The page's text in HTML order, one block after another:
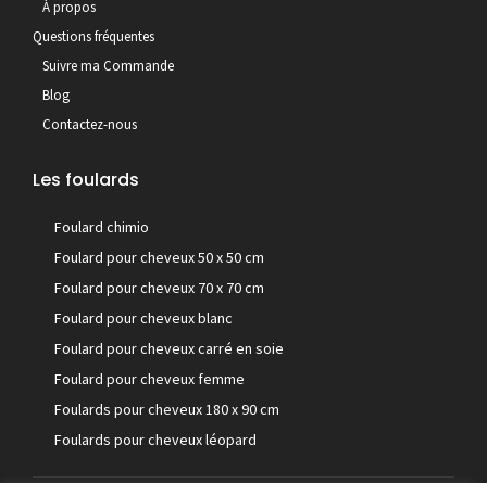
À propos
Questions fréquentes
Suivre ma Commande
Blog
Contactez-nous
Les foulards
Foulard chimio
Foulard pour cheveux 50 x 50 cm
Foulard pour cheveux 70 x 70 cm
Foulard pour cheveux blanc
Foulard pour cheveux carré en soie
Foulard pour cheveux femme
Foulards pour cheveux 180 x 90 cm
Foulards pour cheveux léopard